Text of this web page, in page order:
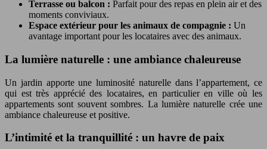
Terrasse ou balcon : Parfait pour des repas en plein air et des
moments conviviaux.
Espace extérieur pour les animaux de compagnie : Un
avantage important pour les locataires avec des animaux.
La lumière naturelle : une ambiance chaleureuse
Un jardin apporte une luminosité naturelle dans l’appartement, ce
qui est très apprécié des locataires, en particulier en ville où les
appartements sont souvent sombres. La lumière naturelle crée une
ambiance chaleureuse et positive.
L’intimité et la tranquillité : un havre de paix